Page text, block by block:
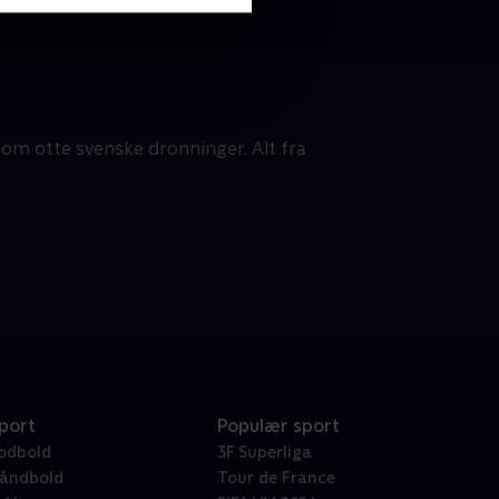
otte svenske dronninger. Alt fra
Populær sport
3F Superliga
Tour de France